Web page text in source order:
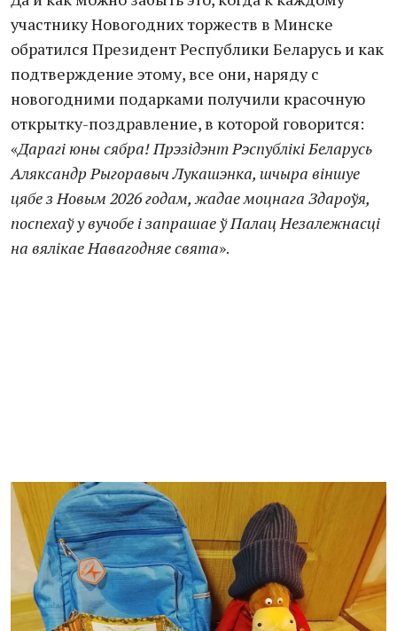
участнику Новогодних торжеств в Минске
обратился Президент Республики Беларусь и как
подтверждение этому, все они, наряду с
новогодними подарками получили красочную
открытку-поздравление, в которой говорится:
«Дарагі юны сябра! Прэзідэнт Рэспублікі Беларусь
Аляксандр Рыгоравыч Лукашэнка, шчыра віншуе
цябе з Новым 2026 годам, жадае моцнага Здароўя,
поспехаў у вучобе і запрашае ў Палац Незалежнасці
на вялікае Навагодняе свята».